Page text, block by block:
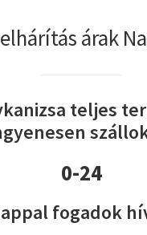
árak
teljes
0-24
fogadok